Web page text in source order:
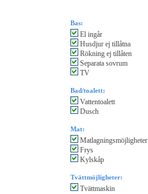
Bas:
El ingår
Husdjur ej tillåtna
Rökning ej tillåten
Separata sovrum
TV
Bad/toalett:
Vattentoalett
Dusch
Mat:
Matlagningsmöjligheter
Frys
Kylskåp
Tvättmöjligheter:
Tvättmaskin